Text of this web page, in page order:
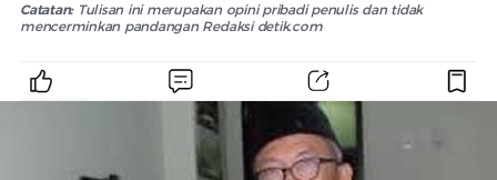
Catatan:Tulisan ini merupakan opini pribadi penulis dan tidak
mencerminkan pandangan Redaksi detik.com